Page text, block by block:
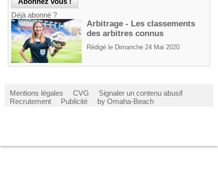
Déjà abonné ?
Arbitrage - Les classements
des arbitres connus
Rédigé le Dimanche 24 Mai 2020
Mentions légales CVG
Signaler un contenu abusif
Recrutement
Publicité by Omaha-Beach